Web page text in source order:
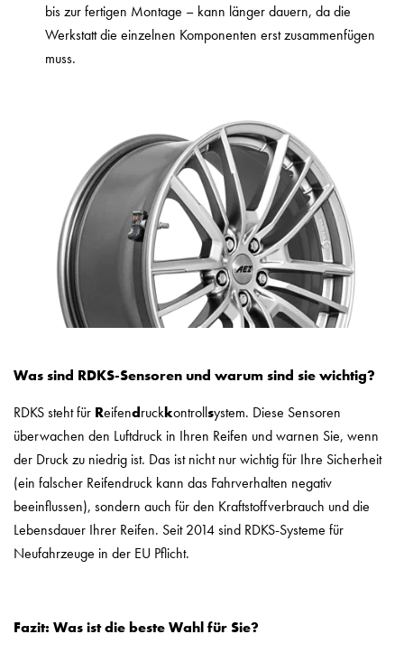
bis zur fertigen Montage – kann länger dauern, da die
Werkstatt die einzelnen Komponenten erst zusammenfügen
muss.
Was sind RDKS-Sensoren und warum sind sie wichtig?
RDKS steht für Reifendruckkontrollsystem. Diese Sensoren
überwachen den Luftdruck in Ihren Reifen und warnen Sie, wenn
der Druck zu niedrig ist. Das ist nicht nur wichtig für Ihre Sicherheit
(ein falscher Reifendruck kann das Fahrverhalten negativ
beeinflussen), sondern auch für den Kraftstoffverbrauch und die
Lebensdauer Ihrer Reifen. Seit 2014 sind RDKS-Systeme für
Neufahrzeuge in der EU Pflicht.
Fazit: Was ist die beste Wahl für Sie?